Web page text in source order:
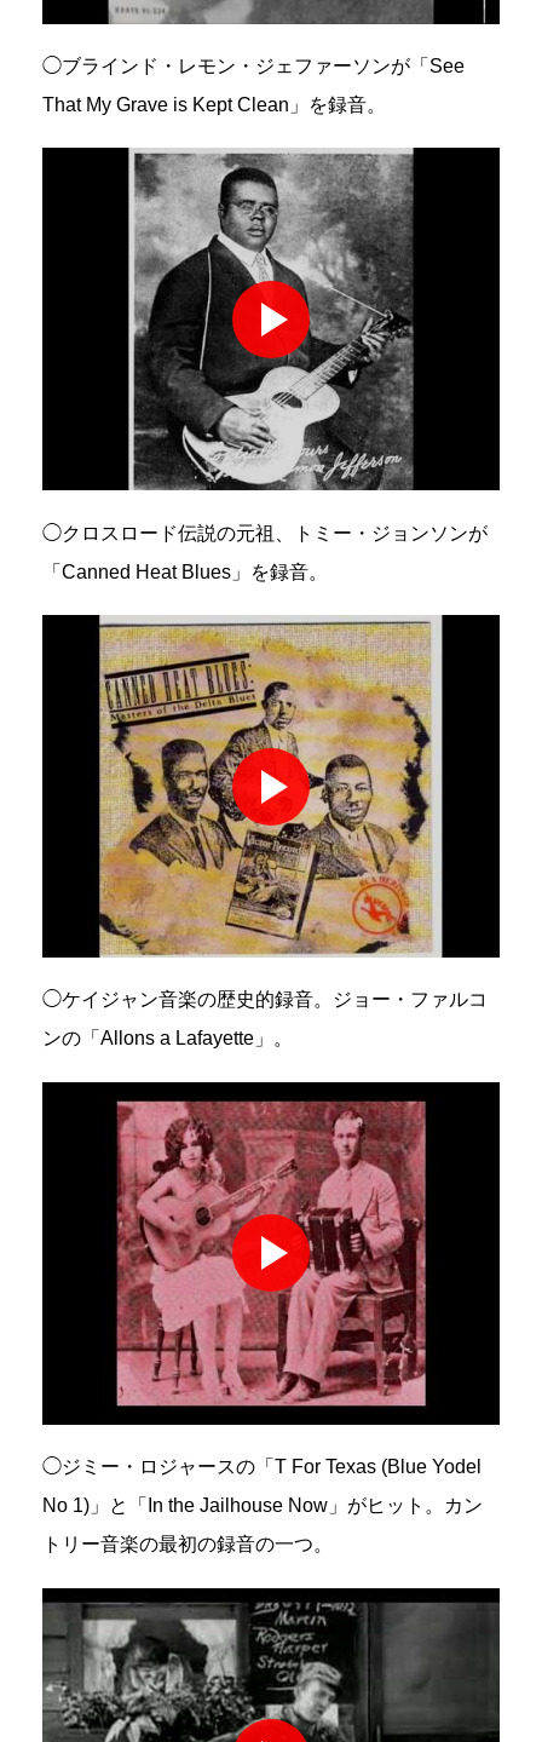
◯ブラインド・レモン・ジェファーソンが「See
That My Grave is Kept Clean」を録音。
◯クロスロード伝説の元祖、トミー・ジョンソンが
「Canned Heat Blues」を録音。
◯ケイジャン音楽の歴史的録音。ジョー・ファルコ
ンの「Allons a Lafayette」。
◯ジミー・ロジャースの「T For Texas (Blue Yodel
No 1)」と「In the Jailhouse Now」がヒット。カン
トリー音楽の最初の録音の一つ。